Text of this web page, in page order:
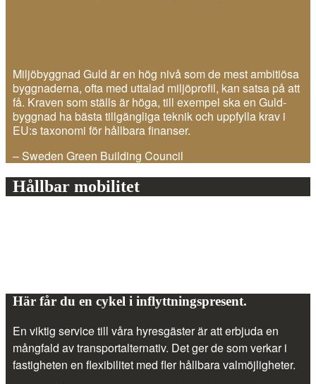
Miljöbyggnad Guld är en hög nivå som de mest ambitiösa
byggnaderna, ofta med uttalad miljöprofil, kan satsa på att
få. Kraven som ställs är höga, till exempel ska en Guld-
byggnad ha bästa tillgängliga teknik och uppfylla krav i
EU:s taxonomi för hållbara finanser.
– Sweden Green Building Council
Hållbar mobilitet
Här får du en cykel i inflyttningspresent.
En viktig service till våra hyresgäster är att erbjuda en
mångfald av transportalternativ. Det ger de som verkar i
fastigheten en flexibilitet med fler hållbara valmöjligheter.